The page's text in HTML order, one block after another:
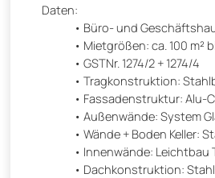
Daten:
Büro- und
Mietgrößen: ca. 100 m²
GSTNr. 1274/2 + 1274/4
Tragkonstruktion:
Fassadenstruktur: Alu-
Außenwände: System
Wände + Boden Keller:
Innenwände: Leichtbau
Dachkonstruktion: